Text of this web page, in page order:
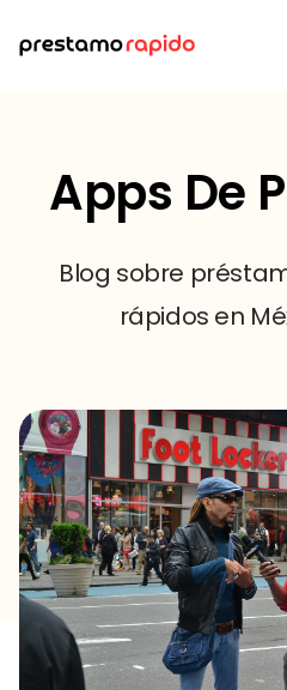
Apps De
Blog sobre
rápidos en